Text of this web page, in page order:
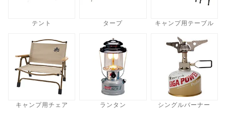
テント タープ キャンプ用テーブル
キャンプ用チェア ランタン シングルバーナー